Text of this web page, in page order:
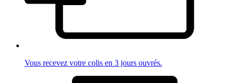
Vous recevez votre colis en 3 jours ouvrés.